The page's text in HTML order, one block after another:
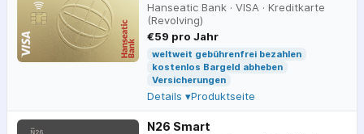
Hanseatic Bank · VISA · Kreditkarte
(Revolving)
€59 pro Jahr
weltweit gebührenfrei bezahlen
kostenlos Bargeld abheben
Versicherungen
Details ▾Produktseite
N26 Smart